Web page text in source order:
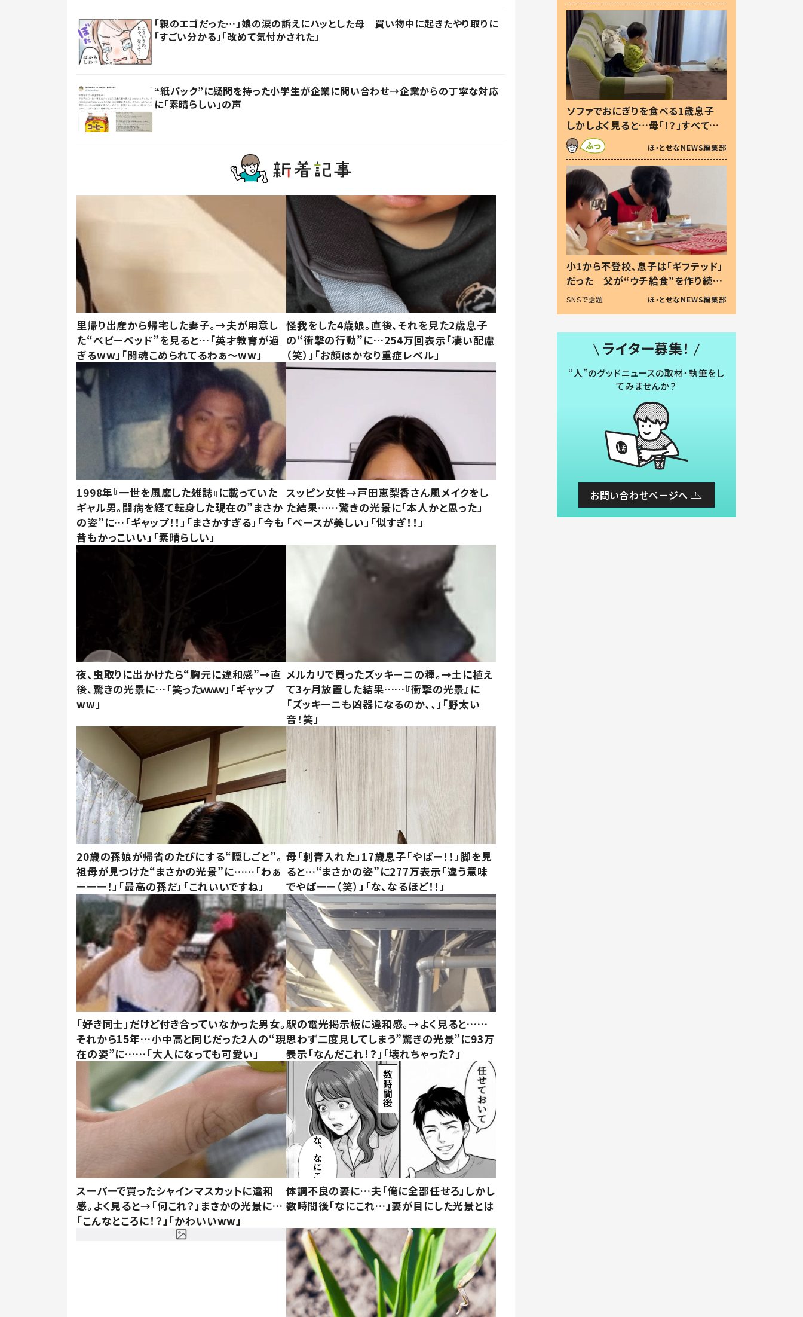
「親のエゴだった…」娘の涙の訴えにハッとした母 買い物中に起きたやり取りに
「すごい分かる」「改めて気付かされた」
“紙パック”に疑問を持った小学生が企業に問い合わせ→企業からの丁寧な対応
に「素晴らしい」の声
里帰り出産から帰宅した妻子。→夫が用意し
た“ベビーベッド”を見ると…「英才教育が過
ぎるww」「闘魂こめられてるわぁ～ww」
怪我をした4歳娘。直後、それを見た2歳息子
の“衝撃の行動”に…254万回表示「凄い配慮
（笑）」「お顔はかなり重症レベル」
1998年『一世を風靡した雑誌』に載っていた
ギャル男。闘病を経て転身した現在の”まさか
の姿”に…「ギャップ！！」「まさかすぎる」「今も
昔もかっこいい」「素晴らしい」
スッピン女性→戸田恵梨香さん風メイクをし
た結果……驚きの光景に「本人かと思った」
「ベースが美しい」「似すぎ！！」
夜、虫取りに出かけたら“胸元に違和感”→直
後、驚きの光景に…「笑ったｗｗｗ」「ギャップ
ww」
メルカリで買ったズッキーニの種。→土に植え
て3ヶ月放置した結果……『衝撃の光景』に
「ズッキーニも凶器になるのか、、」「野太い
音！笑」
20歳の孫娘が帰省のたびにする“隠しごと”。
祖母が見つけた“まさかの光景”に……「わぁ
ーーー！」「最高の孫だ」「これいいですね」
母「刺青入れた」17歳息子「やばー！！」脚を見
ると…“まさかの姿”に277万表示「違う意味
でやばーー（笑）」「な、なるほど！！」
「好き同士」だけど付き合っていなかった男女。
それから15年…小中高と同じだった2人の“現
在の姿”に……「大人になっても可愛い」
駅の電光掲示板に違和感。→よく見ると……
思わず二度見してしまう”驚きの光景”に93万
表示「なんだこれ！？」「壊れちゃった？」
スーパーで買ったシャインマスカットに違和
感。よく見ると→「何これ？」まさかの光景に…
「こんなところに！？」「かわいいww」
体調不良の妻に…夫「俺に全部任せろ」しかし
数時間後「なにこれ…」妻が目にした光景とは
ソファでおにぎりを食べる1歳息子
しかしよく見ると…母「！？」すべてを
察した母の投稿に「可愛いから許
す！」「現行犯〜」
ほ・とせなNEWS編集部
小1から不登校、息子は「ギフテッド」
だった 父が“ウチ給食”を作り続け
る理由とは #令和の親 #令和の子
SNSで話題 ほ・とせなNEWS編集部
ライター募集！
“人”のグッドニュースの取材・執筆をし
てみませんか？
お問い合わせページへ